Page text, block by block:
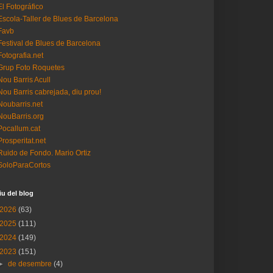
Fotográfico
Taller de Blues de Barcelona
de Blues de Barcelona
Foto Roquetes
Barris Acull
Barris cabrejada, diu prou!
de Fondo. Mario Ortiz
del blog
2026 (63)
2025 (111)
2024 (149)
2023 (151)
de desembre(4)